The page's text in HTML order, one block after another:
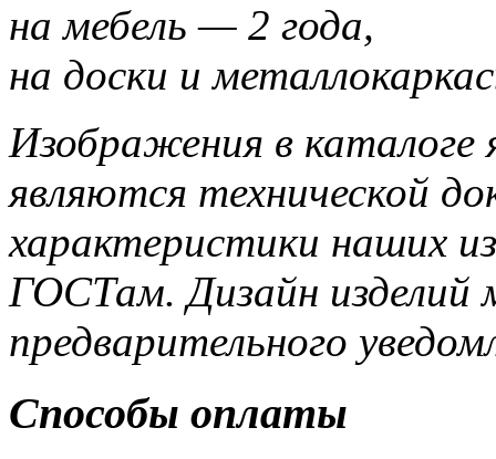
на мебель — 2 года,
на доски и
Изображения в
являются технической
характеристики наших
ГОСТам. Дизайн
предварительного
Способы оплаты